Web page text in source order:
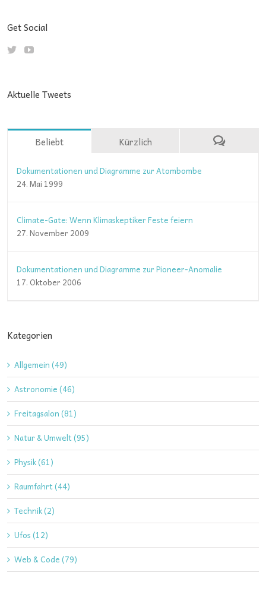
Get Social
Aktuelle Tweets
Beliebt Kürzlich
Dokumentationen und Diagramme zur Atombombe
24. Mai 1999
Climate-Gate: Wenn Klimaskeptiker Feste feiern
27. November 2009
Dokumentationen und Diagramme zur Pioneer-Anomalie
17. Oktober 2006
Kategorien
Allgemein (49)
Astronomie (46)
Freitagsalon (81)
Natur & Umwelt (95)
Physik (61)
Raumfahrt (44)
Technik (2)
Ufos (12)
Web & Code (79)